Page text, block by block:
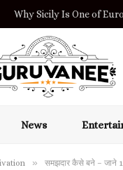
Why Sicily Is One of
News
» समझदार कैसे बने – जाने